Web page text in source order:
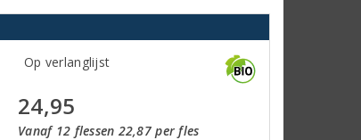
Op verlanglijst
24,95
Vanaf 12 flessen 22,87 per fles